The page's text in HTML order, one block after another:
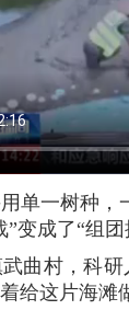
单一树种
变成了“组团
曲村，科
给这片海滩